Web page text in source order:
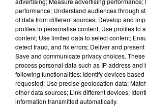
23 juillet 2026
INCENDIE MORTEL À LENS :
SON BÉBÉ ENTRE LA VIE ET
Un homme s'est immolé par le
aspergé sa compagne et leur
d'un liquide inflammable.
performance; Understand audiences through
of data from different sources; Develop and
profiles to personalise content; Use profiles to
content; Use limited data to select content;
detect fraud, and fix errors; Deliver and
Save and communicate privacy choices.
process personal data such as IP address and
following functionalities: Identify devices
requested; Use precise geolocation data;
other data sources; Link different devices;
information transmitted automatically.